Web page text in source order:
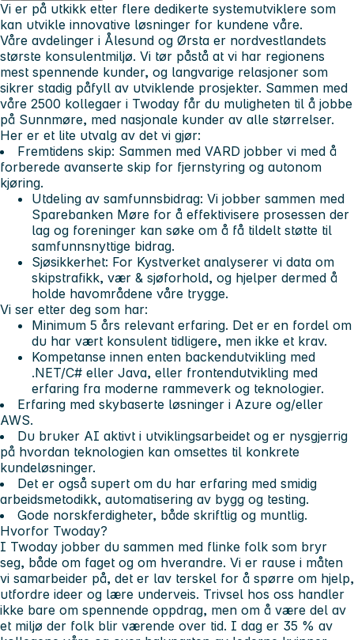
Vi er på utkikk etter flere dedikerte systemutviklere som
kan utvikle innovative løsninger for kundene våre.
Våre avdelinger i Ålesund og Ørsta er nordvestlandets
største konsulentmiljø. Vi tør påstå at vi har regionens
mest spennende kunder, og langvarige relasjoner som
sikrer stadig påfyll av utviklende prosjekter. Sammen med
våre 2500 kollegaer i Twoday får du muligheten til å jobbe
på Sunnmøre, med nasjonale kunder av alle størrelser.
Her er et lite utvalg av det vi gjør:
Fremtidens skip: Sammen med VARD jobber vi med å
forberede avanserte skip for fjernstyring og autonom
kjøring.
Utdeling av samfunnsbidrag: Vi jobber sammen med
Sparebanken Møre for å effektivisere prosessen der
lag og foreninger kan søke om å få tildelt støtte til
samfunnsnyttige bidrag.
Sjøsikkerhet: For Kystverket analyserer vi data om
skipstrafikk, vær & sjøforhold, og hjelper dermed å
holde havområdene våre trygge.
Vi ser etter deg som har:
Minimum 5 års relevant erfaring. Det er en fordel om
du har vært konsulent tidligere, men ikke et krav.
Kompetanse innen enten backendutvikling med
.NET/C# eller Java, eller frontendutvikling med
erfaring fra moderne rammeverk og teknologier.
Erfaring med skybaserte løsninger i Azure og/eller
AWS.
Du bruker AI aktivt i utviklingsarbeidet og er nysgjerrig
på hvordan teknologien kan omsettes til konkrete
kundeløsninger.
Det er også supert om du har erfaring med smidig
arbeidsmetodikk, automatisering av bygg og testing.
Gode norskferdigheter, både skriftlig og muntlig.
Hvorfor Twoday?
I Twoday jobber du sammen med flinke folk som bryr
seg, både om faget og om hverandre. Vi er rause i måten
vi samarbeider på, det er lav terskel for å spørre om hjelp,
utfordre ideer og lære underveis. Trivsel hos oss handler
ikke bare om spennende oppdrag, men om å være del av
et miljø der folk blir værende over tid. I dag er 35 % av